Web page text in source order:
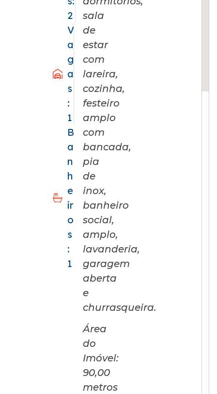
2
V
a
g
a
s
:
1
B
a
n
h
e
ir
o
s
:
1
sala
de
estar
com
lareira,
cozinha,
festeiro
amplo
com
bancada,
pia
de
inox,
banheiro
social,
amplo,
lavanderia,
garagem
aberta
e
churrasqueira.
Área
do
Imóvel:
90,00
metros